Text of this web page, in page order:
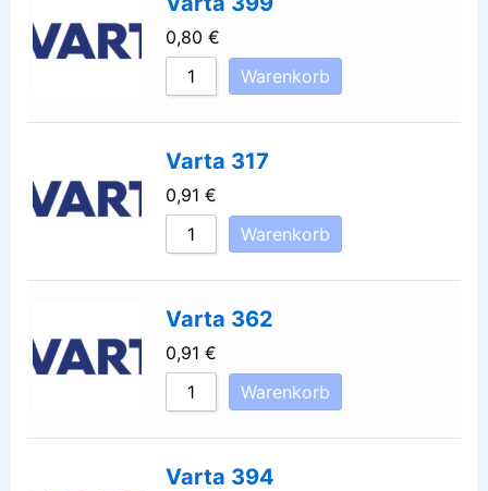
0,80 €
Warenkorb
Varta 317
0,91 €
Warenkorb
Varta 362
0,91 €
Warenkorb
Varta 394